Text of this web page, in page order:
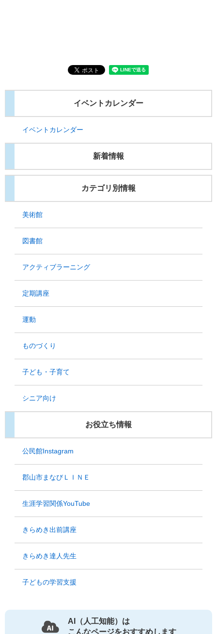
イベントカレンダー
イベントカレンダー
新着情報
カテゴリ別情報
美術館
図書館
アクティブラーニング
定期講座
運動
ものづくり
子ども・子育て
シニア向け
お役立ち情報
公民館Instagram
郡山市まなびＬＩＮＥ
生涯学習関係YouTube
きらめき出前講座
きらめき達人先生
子どもの学習支援
AI（人工知能）は
こんなページをおすすめします